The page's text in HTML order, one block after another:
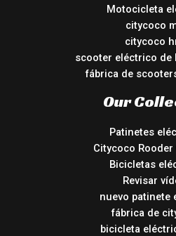
Motocicleta
citycoco
citycoco
scooter eléctrico de
fábrica de
Our
Patinetes
Citycoco Rooder
Bicicletas
Revisar
nuevo patinete
fábrica de
bicicleta